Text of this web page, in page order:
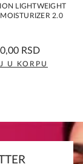
LIGHTWEIGHT
2.0
0,0
rating
RSD
U KORPU